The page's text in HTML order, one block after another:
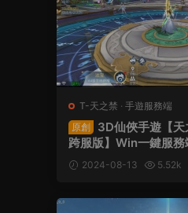
T-天之禁 · 手遊服務端
原創
3D仙俠手遊【
跨服版】Win一鍵服
+安卓+運營後台+GM
+視頻架設教程
2024-08-13 5.52k